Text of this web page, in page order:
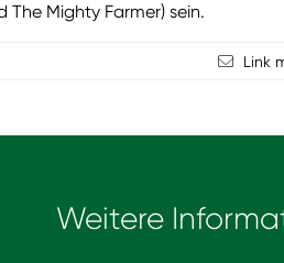
Mighty Farmer) sein.
Link
Weitere